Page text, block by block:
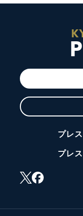
プレ
プレ